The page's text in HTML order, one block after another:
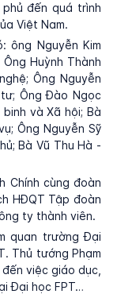
đến quá trình
Việt Nam.
ông Nguyễn Kim
Huỳnh Thành
Ông Nguyễn
Ông Đào Ngọc
và Xã hội; Bà
Ông Nguyễn Sỹ
Bà Vũ Thu Hà -
Chính cùng đoàn
HĐQT Tập đoàn
ty thành viên.
quan trường Đại
Thủ tướng Phạm
việc giáo dục,
Đại học FPT…